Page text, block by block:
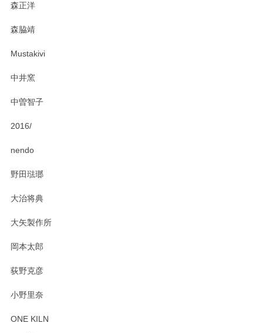
森正洋
森脇靖
Mustakivi
中井窯
中曽智子
2016/
nendo
野田琺瑯
大治将典
大矢製作所
岡本太郎
荻野克彦
小野里奈
ONE KILN